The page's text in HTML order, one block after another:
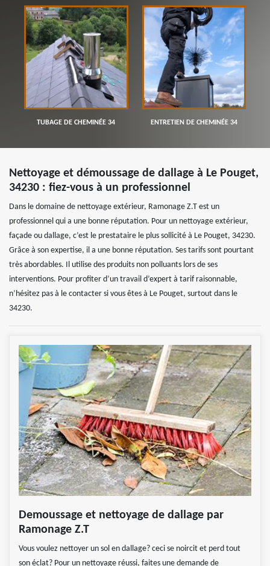
TUBAGE DE CHEMINÉE 34 ENTRETIEN DE CHEMINÉE 34
Nettoyage et démoussage de dallage à Le Pouget,
34230 : fiez-vous à un professionnel
Dans le domaine de nettoyage extérieur, Ramonage Z.T est un
professionnel qui a une bonne réputation. Pour un nettoyage extérieur,
façade ou dallage, c’est le prestataire le plus sollicité à Le Pouget, 34230.
Grâce à son expertise, il a une bonne réputation. Ses tarifs sont pourtant
très abordables. Il utilise des produits non polluants lors de ses
interventions. Pour profiter d’un travail d’expert à tarif raisonnable,
n’hésitez pas à le contacter si vous êtes à Le Pouget, surtout dans le
34230.
Demoussage et nettoyage de dallage par
Ramonage Z.T
Vous voulez nettoyer un sol en dallage? ceci se noircit et perd tout
son éclat? Pour un nettoyage réussi, faites une demande de